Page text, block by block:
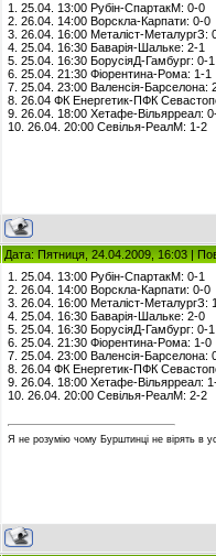
1. 25.04. 13:00 Рубін-СпартакМ: 0-0
2. 26.04. 14:00 Ворскла-Карпати: 0-0
3. 26.04. 16:00 Металіст-МеталургЗ:
4. 25.04. 16:30 Баварія-Шальке: 2-1
5. 25.04. 16:30 БорусіяД-Гамбург: 0-1
6. 25.04. 21:30 Фіорентина-Рома: 1-1
7. 25.04. 23:00 Валенсія-Барселона:
8. 26.04 ФК Енергетик-ПФК
9. 26.04. 18:00 Хетафе-Вільярреал:
10. 26.04. 20:00 Севілья-РеалМ: 1-2
Дата: Пятниця, 24.04.2009, 16:03 |
1. 25.04. 13:00 Рубін-СпартакМ: 0-1
2. 26.04. 14:00 Ворскла-Карпати: 0-0
3. 26.04. 16:00 Металіст-МеталургЗ:
4. 25.04. 16:30 Баварія-Шальке: 2-0
5. 25.04. 16:30 БорусіяД-Гамбург: 0-1
6. 25.04. 21:30 Фіорентина-Рома: 1-0
7. 25.04. 23:00 Валенсія-Барселона:
8. 26.04 ФК Енергетик-ПФК
9. 26.04. 18:00 Хетафе-Вільярреал:
10. 26.04. 20:00 Севілья-РеалМ: 2-2
Я не розумію чому Бурштинці не вірять в